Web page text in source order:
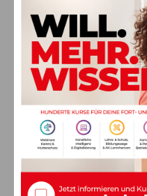
Vorheriger Artikel
Team Kärnten/Köfer: Uni-
Klinikum-Pläne lenken von
Gesundheitsbereich ab